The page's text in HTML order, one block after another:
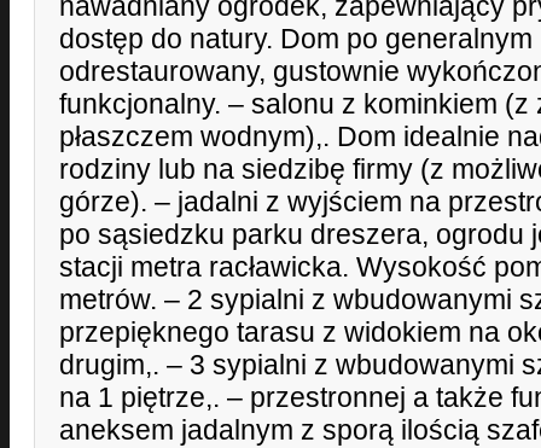
nawadniany ogródek, zapewniający
dostęp do natury. Dom po
odrestaurowany, gustownie
funkcjonalny. – salonu z kominkiem (z
płaszczem wodnym),. Dom idealnie
rodziny lub na siedzibę firmy (z
górze). – jadalni z wyjściem na
po sąsiedzku parku dreszera, ogrodu
stacji metra racławicka. Wysokość
metrów. – 2 sypialni z wbudowanymi
przepięknego tarasu z widokiem na
drugim,. – 3 sypialni z wbudowanymi
na 1 piętrze,. – przestronnej a także
aneksem jadalnym z sporą ilością